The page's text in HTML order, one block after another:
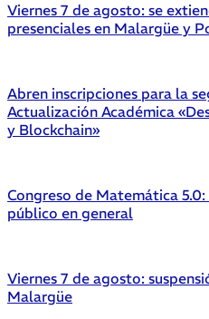
Viernes 7 de agosto: se
presenciales en Malargüe y
Abren inscripciones para la
Actualización Académica
y Blockchain»
Congreso de Matemática
público en general
Viernes 7 de agosto:
Malargüe